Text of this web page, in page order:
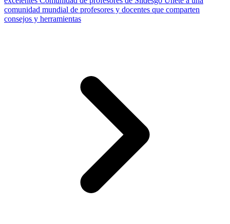
comunidad mundial de profesores y docentes que comparten
consejos y herramientas